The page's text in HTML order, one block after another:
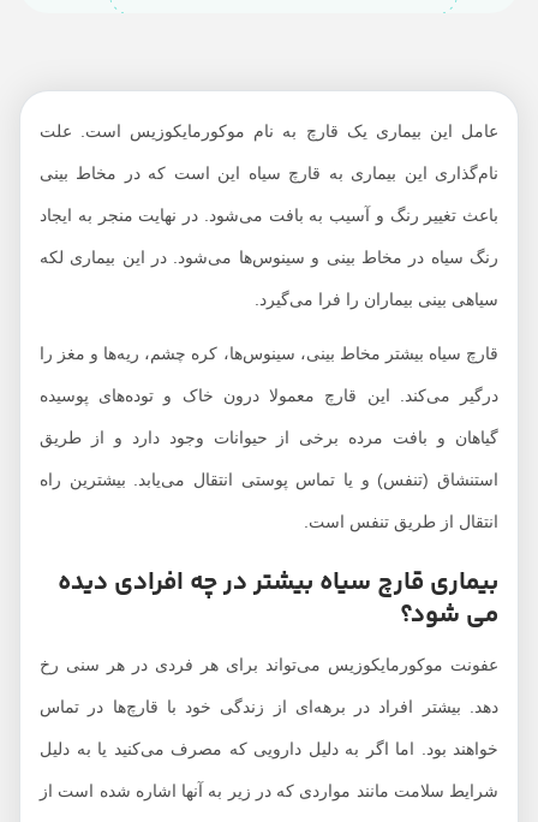
کرد؟
آیا کشور ایران تجربه ای
سیاه در هند چگونه بود؟
عامل این بیماری یک قارچ به نام موکورمایکوزیس است. علت
نام‌گذاری این بیماری به قارچ سیاه این است که در مخاط بینی
باعث تغییر رنگ و آسیب به بافت می‌شود. در نهایت منجر به ایجاد
رنگ سیاه در مخاط بینی و سینوس‌ها می‌شود. در این بیماری لکه
سیاهی بینی بیماران را فرا می‌گیرد.
قارچ سیاه بیشتر مخاط بینی، سینوس‌ها، کره چشم، ریه‌ها و مغز را
درگیر می‌کند. این قارچ معمولا درون خاک و توده‌های پوسیده
گیاهان و بافت مرده برخی از حیوانات وجود دارد و از طریق
استنشاق (تنفس) و یا تماس پوستی انتقال می‌یابد. بیشترین راه
انتقال از طریق تنفس است.
بیماری قارچ سیاه بیشتر در چه افرادی دیده
می شود؟
عفونت موکورمایکوزیس می‌تواند برای هر فردی در هر سنی رخ
دهد. بیشتر افراد در برهه‌ای از زندگی خود با قارچ‌ها در تماس
خواهند بود. اما اگر به دلیل دارویی که مصرف می‌کنید یا به دلیل
شرایط سلامت مانند مواردی که در زیر به آنها اشاره شده است از